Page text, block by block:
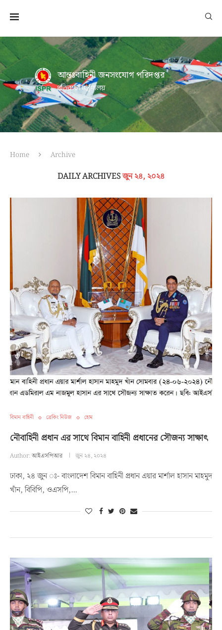
আন্তঃবাহিনী জনসংযোগ পরিদপ্তর
প্রতিরক্ষা মন্ত্রণালয়
Home Archive
DAILY ARCHIVESজুন ২৪, ২০২৪
বিমান বাহিনী ব্রেকিং নিউজ হোম
নৌবাহিনী প্রধান এর সাথে বিমান বাহিনী প্রধানের সৌজন্য সাক্ষাৎ
Author:আইএসপিআর জুন ২৪, ২০২৪
ঢাকা, ২৪ জুন ঃ- বাংলাদেশ বিমান বাহিনী প্রধান এয়ার মার্শাল হাসান মাহমুদ
খাঁন, বিবিপি, ওএসপি,…